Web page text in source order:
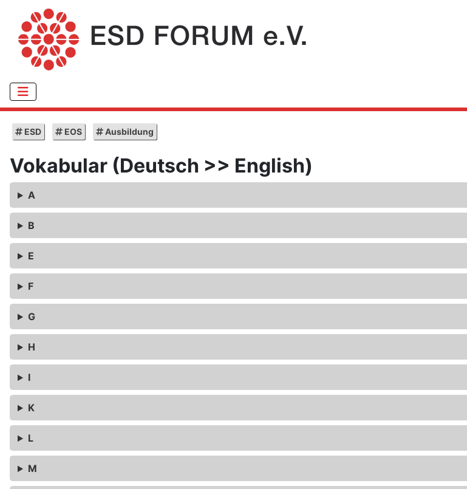
ESD EOS Ausbildung
Vokabular (Deutsch >> English)
A
B
E
F
G
H
I
K
L
M